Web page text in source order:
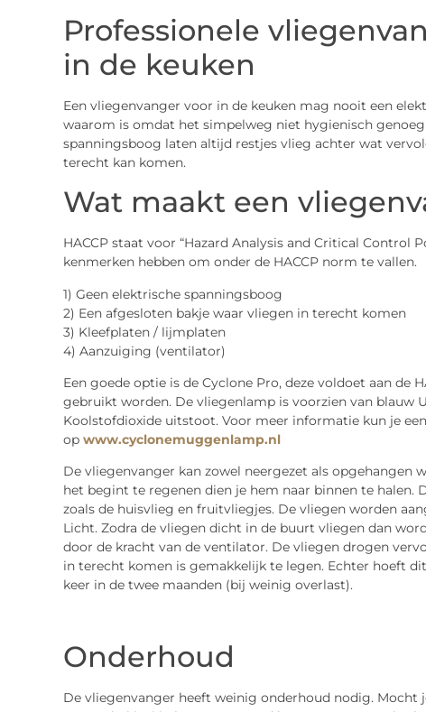
Professionele
in de keuken
Een vliegenvanger voor in de keuken mag nooit een
waarom is omdat het simpelweg niet hygienisch genoeg
spanningsboog laten altijd restjes vlieg achter wat
terecht kan komen.
Wat maakt een
HACCP staat voor “Hazard Analysis and Critical Control
kenmerken hebben om onder de HACCP norm te vallen.
1) Geen elektrische spanningsboog
2) Een afgesloten bakje waar vliegen in terecht komen
3) Kleefplaten / lijmplaten
4) Aanzuiging (ventilator)
Een goede optie is de Cyclone Pro, deze voldoet aan de
gebruikt worden. De vliegenlamp is voorzien van blauw
Koolstofdioxide uitstoot. Voor meer informatie kun je
op www.cyclonemuggenlamp.nl
De vliegenvanger kan zowel neergezet als opgehangen
het begint te regenen dien je hem naar binnen te halen.
zoals de huisvlieg en fruitvliegjes. De vliegen worden
Licht. Zodra de vliegen dicht in de buurt vliegen dan
door de kracht van de ventilator. De vliegen drogen
in terecht komen is gemakkelijk te legen. Echter hoeft
keer in de twee maanden (bij weinig overlast).
Onderhoud
De vliegenvanger heeft weinig onderhoud nodig. Mocht